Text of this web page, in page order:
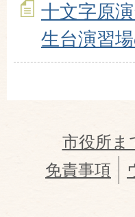
十文字原
生台演習
市役所ま
免責事項